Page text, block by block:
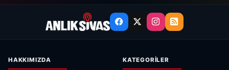
HAKKIMIZDA KATEGORILER